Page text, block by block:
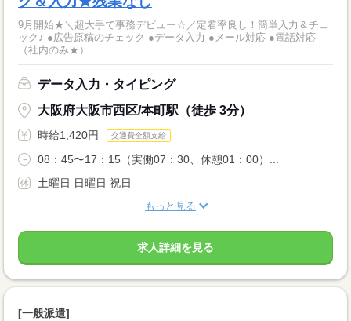
9月開始★＼超大手で事務デビュー☆／定着率良し！簡単入力＆チェ
ック♪ ●広告原稿のチェック ●データ入力 ●メール対応 ●電話対応
（社内のみ★）...
データ入力・タイピング
大阪府大阪市西区/本町駅（徒歩 3分）
時給1,420円 交通費全額支給
08：45〜17：15（実働07：30、休憩01：00）...
土曜日 日曜日 祝日
もっと見る
求人詳細を見る
[一般派遣]